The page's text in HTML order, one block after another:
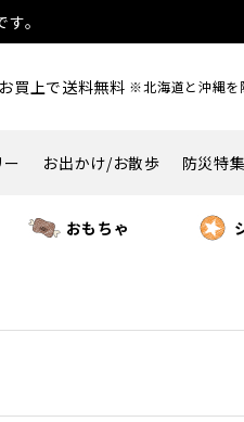
。
買上で送料無料 ※北海道と沖縄を
お出かけ/お散歩 防災特集
おもちゃ